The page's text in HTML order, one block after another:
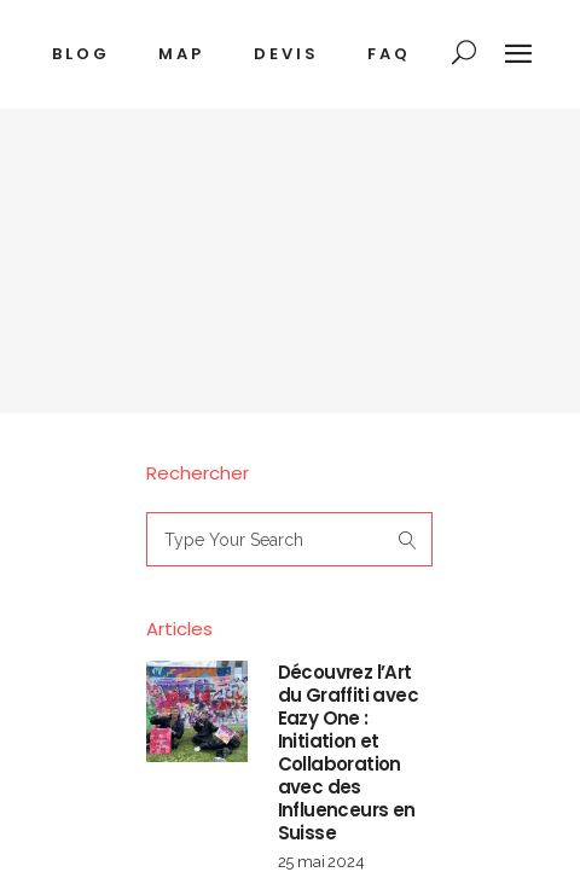
BLOG MAP DEVIS FAQ
Rechercher
for:
Articles
Découvrez l’Art
du Graffiti avec
Eazy One :
Initiation et
Collaboration
avec des
Influenceurs en
Suisse
25 mai 2024